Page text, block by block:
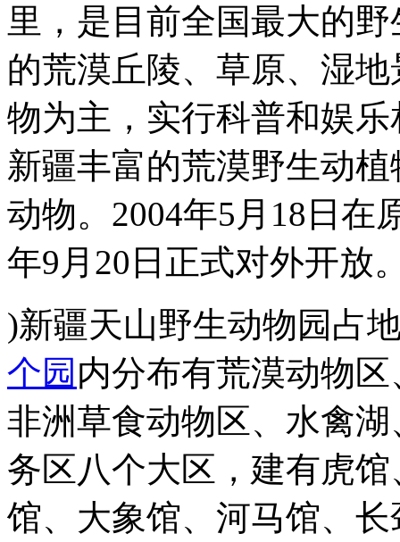
里，是目前全国最大的
的荒漠丘陵、草原、湿
物为主，实行科普和娱
新疆丰富的荒漠野生动
动物。2004年5月18日在
年9月20日正式对外开放
)新疆天山野生动物园占
个园 内分布有荒漠动物
非洲草食动物区、水禽
务区八个大区，建有虎
馆、大象馆、河马馆、